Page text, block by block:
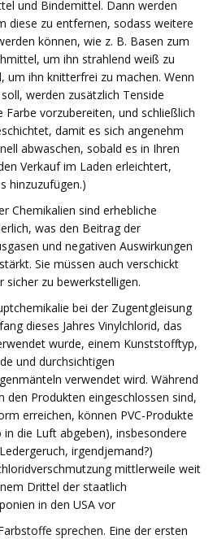
und Bindemittel. Dann werden
diese zu entfernen, sodass weitere
können, wie z. B. Basen zum
um ihn strahlend weiß zu
um ihn knitterfrei zu machen. Wenn
werden zusätzlich Tenside
vorzubereiten, und schließlich
damit es sich angenehm
abwaschen, sobald es in Ihren
Verkauf im Laden erleichtert,
hinzuzufügen.)
Chemikalien sind erhebliche
was den Beitrag der
und negativen Auswirkungen
Sie müssen auch verschickt
sicher zu bewerkstelligen.
bei der Zugentgleisung
dieses Jahres Vinylchlorid, das
wurde, einem Kunststofftyp,
und durchsichtigen
verwendet wird. Während
den Produkten eingeschlossen sind,
erreichen, können PVC-Produkte
in die Luft abgeben), insbesondere
irgendjemand?)
mittlerweile weit
Drittel der staatlich
in den USA vor
sprechen. Eine der ersten